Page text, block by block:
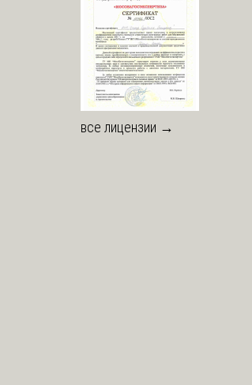
все лицензии →